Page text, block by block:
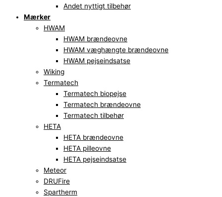
Andet nyttigt tilbehør
Mærker
HWAM
HWAM brændeovne
HWAM væghængte brændeovne
HWAM pejseindsatse
Wiking
Termatech
Termatech biopejse
Termatech brændeovne
Termatech tilbehør
HETA
HETA brændeovne
HETA pilleovne
HETA pejseindsatse
Meteor
DRUFire
Spartherm